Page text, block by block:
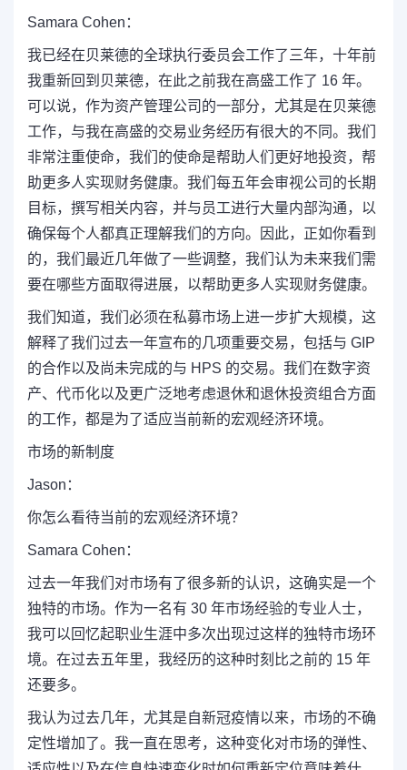
Samara Cohen：
我已经在贝莱德的全球执行委员会工作了三年，十年前
我重新回到贝莱德，在此之前我在高盛工作了 16 年。
可以说，作为资产管理公司的一部分，尤其是在贝莱德
工作，与我在高盛的交易业务经历有很大的不同。我们
非常注重使命，我们的使命是帮助人们更好地投资，帮
助更多人实现财务健康。我们每五年会审视公司的长期
目标，撰写相关内容，并与员工进行大量内部沟通，以
确保每个人都真正理解我们的方向。因此，正如你看到
的，我们最近几年做了一些调整，我们认为未来我们需
要在哪些方面取得进展，以帮助更多人实现财务健康。
我们知道，我们必须在私募市场上进一步扩大规模，这
解释了我们过去一年宣布的几项重要交易，包括与 GIP
的合作以及尚未完成的与 HPS 的交易。我们在数字资
产、代币化以及更广泛地考虑退休和退休投资组合方面
的工作，都是为了适应当前新的宏观经济环境。
市场的新制度
Jason：
你怎么看待当前的宏观经济环境？
Samara Cohen：
过去一年我们对市场有了很多新的认识，这确实是一个
独特的市场。作为一名有 30 年市场经验的专业人士，
我可以回忆起职业生涯中多次出现过这样的独特市场环
境。在过去五年里，我经历的这种时刻比之前的 15 年
还要多。
我认为过去几年，尤其是自新冠疫情以来，市场的不确
定性增加了。我一直在思考，这种变化对市场的弹性、